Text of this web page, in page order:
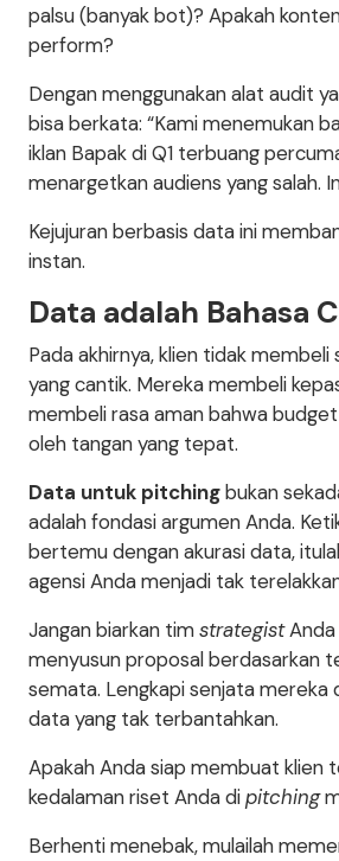
palsu (banyak bot)? Apakah
perform?
Dengan menggunakan alat audit
bisa berkata: “Kami menemukan
iklan Bapak di Q1 terbuang
menargetkan audiens yang salah.
Kejujuran berbasis data ini
instan.
Data adalah Bahasa
Pada akhirnya, klien tidak
yang cantik. Mereka membeli
membeli rasa aman bahwa
oleh tangan yang tepat.
Data untuk pitchingbukan
adalah fondasi argumen Anda.
bertemu dengan akurasi data,
agensi Anda menjadi tak
Jangan biarkan timstrategistAnda
menyusun proposal berdasarkan
semata. Lengkapi senjata mereka
data yang tak terbantahkan.
Apakah Anda siap membuat klien
kedalaman riset Anda dipitching
Berhenti menebak, mulailah